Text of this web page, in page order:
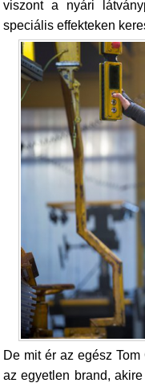
viszont a nyári
speciális effekteken
De mit ér az egész
az egyetlen brand,